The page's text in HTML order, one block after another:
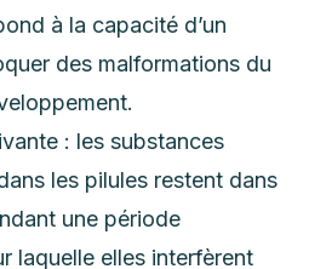
à la capacité d’un
des malformations du
: les substances
les pilules restent dans
une période
laquelle elles interfèrent